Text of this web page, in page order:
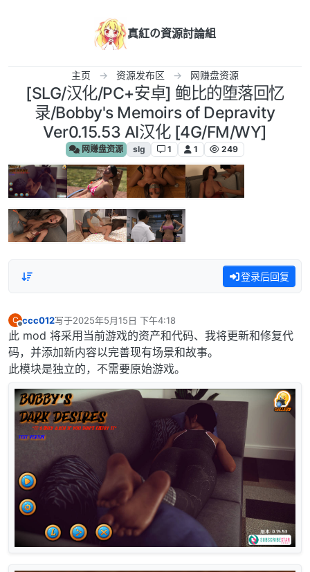
真紅の資源討論組
主页 资源发布区 网赚盘资源
[SLG/汉化/PC+安卓] 鲍比的堕落回忆
录/Bobby's Memoirs of Depravity
Ver0.15.53 AI汉化 [4G/FM/WY]
网赚盘资源 slg 1 1 249
登录后回复
C ccc012写于2025年5月15日 下午4:18
最后由 编辑
此 mod 将采用当前游戏的资产和代码、我将更新和修复代
码，并添加新内容以完善现有场景和故事。
此模块是独立的，不需要原始游戏。